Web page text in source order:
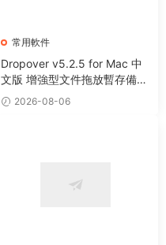
常用軟件
Dropover v5.2.5 for Mac 中
文版 增強型文件拖放暫存備用
整理工具
2026-08-06